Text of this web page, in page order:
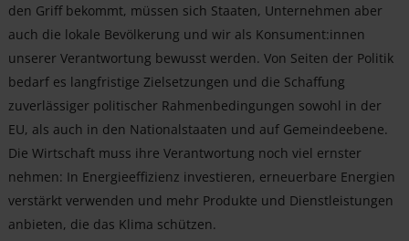
den Griff bekommt, müssen sich Staaten, Unternehmen aber
auch die lokale Bevölkerung und wir als Konsument:innen
unserer Verantwortung bewusst werden. Von Seiten der Politik
bedarf es langfristige Zielsetzungen und die Schaffung
zuverlässiger politischer Rahmenbedingungen sowohl in der
EU, als auch in den Nationalstaaten und auf Gemeindeebene.
Die Wirtschaft muss ihre Verantwortung noch viel ernster
nehmen: In Energieeffizienz investieren, erneuerbare Energien
verstärkt verwenden und mehr Produkte und Dienstleistungen
anbieten, die das Klima schützen.